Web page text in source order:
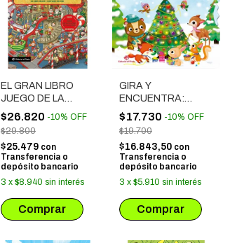
EL GRAN LIBRO
JUEGO DE LA
NAVIDAD
$26.820 -10% OFF
$29.800
$25.479 con
Transferencia o
depósito bancario
3 x $8.940 sin interés
GIRA Y
ENCUENTRA:
NAVIDAD
$17.730 -10% OFF
$19.700
$16.843,50 con
Transferencia o
depósito bancario
3 x $5.910 sin interés